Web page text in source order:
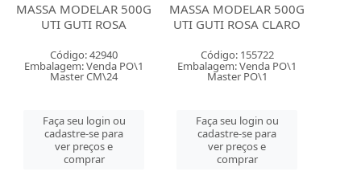
MASSA MODELAR 500G
UTI GUTI ROSA
Código: 42940
Embalagem: Venda PO\1
Master CM\24
Faça seu login ou
cadastre-se para
ver preços e
comprar
MASSA MODELAR 500G
UTI GUTI ROSA CLARO
Código: 155722
Embalagem: Venda PO\1
Master PO\1
Faça seu login ou
cadastre-se para
ver preços e
comprar